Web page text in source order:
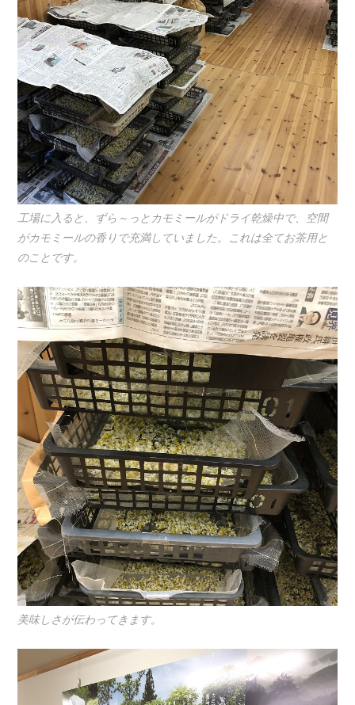
工場に入ると、ずら～っとカモミールがドライ乾燥中で、空間
がカモミールの香りで充満していました。これは全てお茶用と
のことです。
美味しさが伝わってきます。